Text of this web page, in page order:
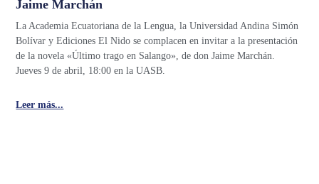
Jaime Marchán
La Academia Ecuatoriana de la Lengua, la Universidad Andina Simón
Bolívar y Ediciones El Nido se complacen en invitar a la presentación
de la novela «Último trago en Salango», de don Jaime Marchán.
Jueves 9 de abril, 18:00 en la UASB.
Leer más...